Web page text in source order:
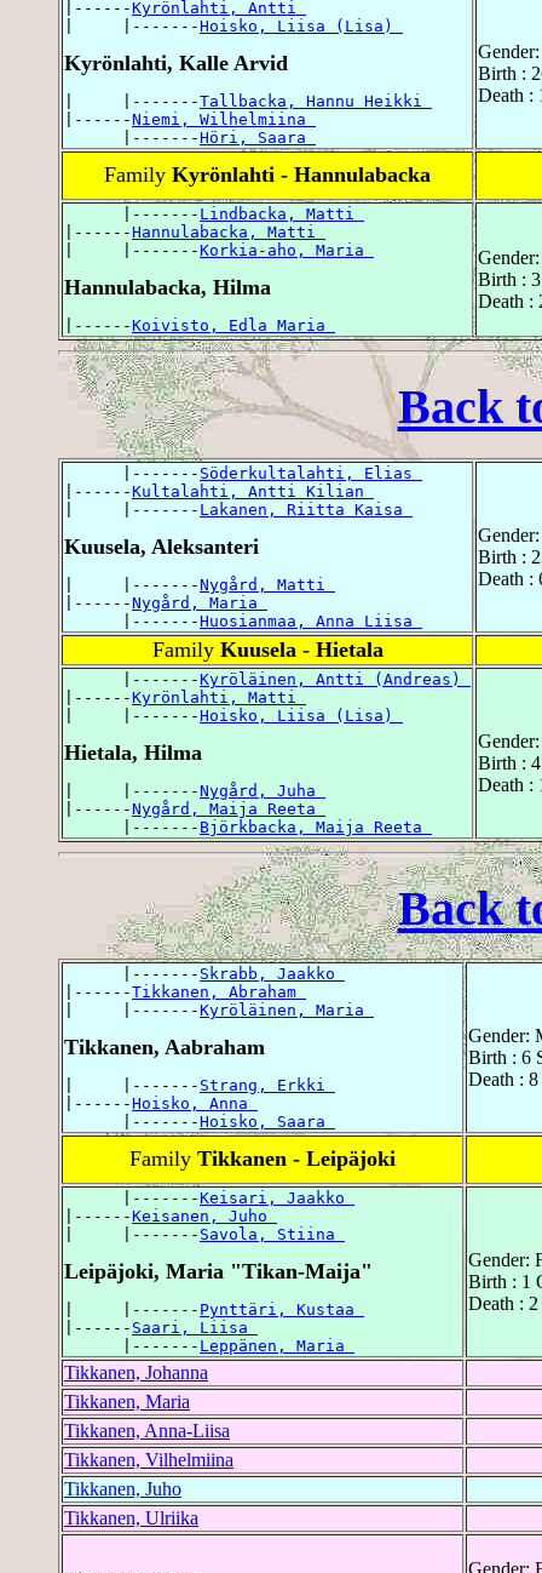
|------Kyrönlahti, Antti
|     |-------Hoisko, Liisa (Lisa)
Kyrönlahti, Kalle Arvid
|     |-------Tallbacka, Hannu Heikki
|------Niemi, Wilhelmiina
      |-------
Höri, Saara
Birth :
Death :
Family Kyrönlahti - Hannulabacka
      |-------
Lindbacka, Matti
|------Hannulabacka, Matti
|     |-------Korkia-aho, Maria
Hannulabacka, Hilma
|------Koivisto, Edla Maria
Birth :
Death :
Back
      |-------
Söderkultalahti, Elias
|------Kultalahti, Antti Kilian
|     |------- Lakanen, Riitta Kaisa
Kuusela, Aleksanteri
|     |-------Nygård, Matti
|------Nygård, Maria
      |-------
Huosianmaa, Anna Liisa
Birth :
Death :
Family Kuusela - Hietala
      |-------
Kyröläinen, Antti (Andreas)
|------Kyrönlahti, Matti
|     |-------Hoisko, Liisa (Lisa)
Hietala, Hilma
|     |-------Nygård, Juha
|------Nygård, Maija Reeta
      |-------
Björkbacka, Maija Reeta
Birth :
Death :
Back
      |-------
Skrabb, Jaakko
|------Tikkanen, Abraham
|     |-------Kyröläinen, Maria
Tikkanen, Aabraham
|     |------- Strang, Erkki
|------Hoisko, Anna
      |-------
Hoisko, Saara
Gender:
Birth : 6
Death :
Family Tikkanen - Leipäjoki
      |-------
Keisari, Jaakko
|------Keisanen, Juho
|     |------- Savola, Stiina
Leipäjoki, Maria "Tikan-Maija"
|     |------- Pynttäri, Kustaa
|------ Saari, Liisa
      |-------
Leppänen, Maria
Gender:
Birth : 1
Death :
Tikkanen, Johanna
Tikkanen, Maria
Tikkanen, Anna-Liisa
Tikkanen, Vilhelmiina
Tikkanen, Juho
Tikkanen, Ulriika